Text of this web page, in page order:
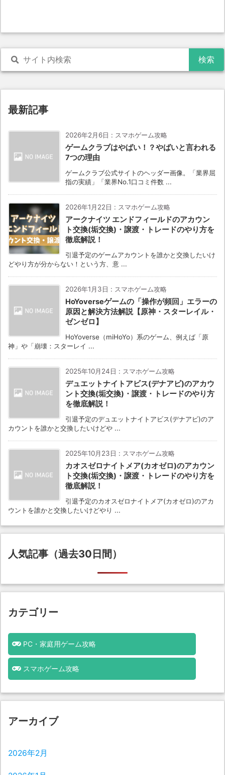
最新記事
2026年2月6日 : スマホゲーム攻略
ゲームクラブはやばい！？やばいと言われる
7つの理由
ゲームクラブ公式サイトのヘッダー画像。「業界屈
指の実績」「業界No.1口コミ件数 ...
2026年1月22日 : スマホゲーム攻略
アークナイツ エンドフィールドのアカウン
ト交換(垢交換)・譲渡・トレードのやり方を
徹底解説！
引退予定のゲームアカウントを誰かと交換したいけ
どやり方が分からない！という方、意 ...
2026年1月3日 : スマホゲーム攻略
HoYoverseゲームの「操作が頻回」エラーの
原因と解決方法解説【原神・スターレイル・
ゼンゼロ】
HoYoverse（miHoYo）系のゲーム、例えば「原
神」や「崩壊：スターレイ ...
2025年10月24日 : スマホゲーム攻略
デュエットナイトアビス(デナアビ)のアカウ
ント交換(垢交換)・譲渡・トレードのやり方
を徹底解説！
引退予定のデュエットナイトアビス(デナアビ)のア
カウントを誰かと交換したいけどや ...
2025年10月23日 : スマホゲーム攻略
カオスゼロナイトメア(カオゼロ)のアカウン
ト交換(垢交換)・譲渡・トレードのやり方を
徹底解説！
引退予定のカオスゼロナイトメア(カオゼロ)のアカ
ウントを誰かと交換したいけどやり ...
人気記事（過去30日間）
カテゴリー
PC・家庭用ゲーム攻略
スマホゲーム攻略
アーカイブ
2026年2月